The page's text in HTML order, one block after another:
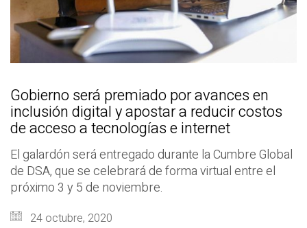
Gobierno será premiado por avances en
inclusión digital y apostar a reducir costos
de acceso a tecnologías e internet
El galardón será entregado durante la Cumbre Global
de DSA, que se celebrará de forma virtual entre el
próximo 3 y 5 de noviembre.
24 octubre, 2020